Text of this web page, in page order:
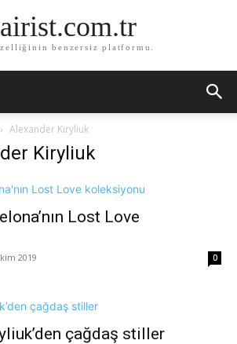
benzersiz platformu.
Alexander Kiryliuk
Kiryliuk
Lost Love
2019 0
çağdaş stiller